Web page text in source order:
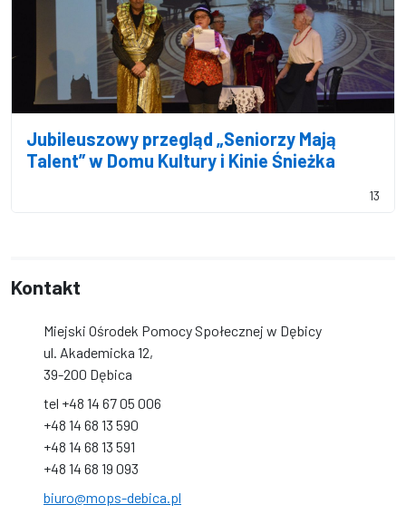
Jubileuszowy przegląd „Seniorzy Mają
Talent” w Domu Kultury i Kinie Śnieżka
13
Kontakt
Miejski Ośrodek Pomocy Społecznej w Dębicy
ul. Akademicka 12,
39-200 Dębica
tel +48 14 67 05 006
+48 14 68 13 590
+48 14 68 13 591
+48 14 68 19 093
biuro@mops-debica.pl